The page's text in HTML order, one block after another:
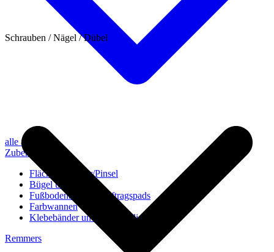
alle anzeigen
Zubehör
Flächenstreicher/Pinsel
Bügel und Rollen
Fußbodenbürsten/Auftragspads
Farbwannen
Klebebänder und Abdeckvlies
Remmers
Schrauben / Nägel / Dübel